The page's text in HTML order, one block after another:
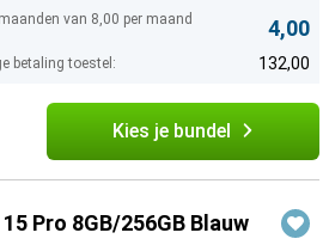
van 8,00 per maand
4,00
betaling toestel: 132,00
Kies je bundel
Pro 8GB/256GB Blauw